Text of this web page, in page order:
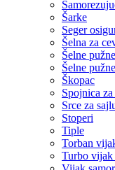
Šarke
Seger
Šelna za
Šelne
Šelne
Škopac
Spojnica
Srce za
Stoperi
Tiple
Torban
Turbo vijak